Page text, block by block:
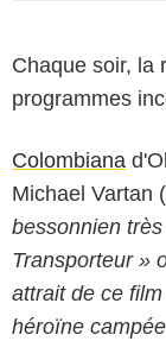
Chaque soir, la
programmes
Colombiana
Michael Vartan
bessonnien
Transporteur »
attrait de ce film
héroïne